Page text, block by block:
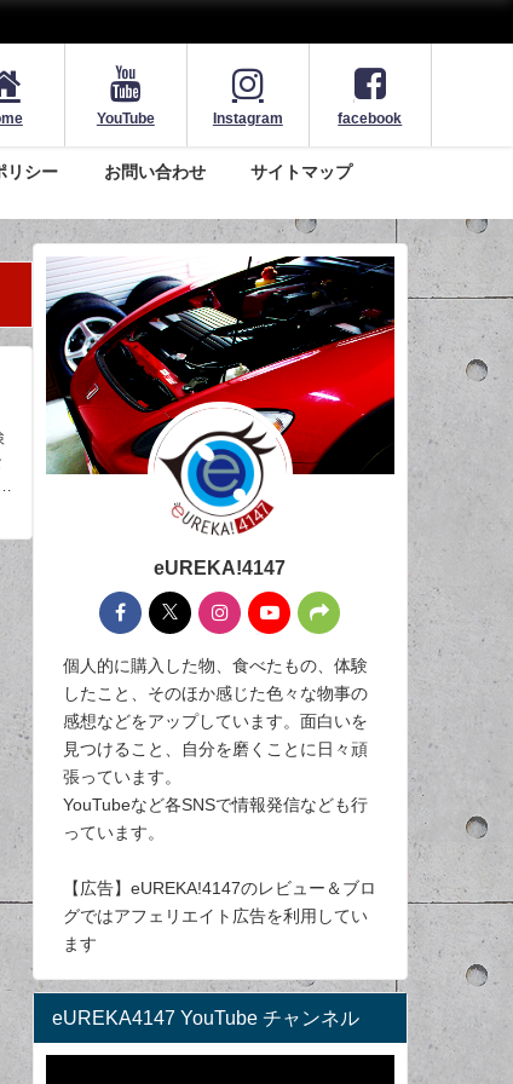
YouTube Instagram facebook
リシー お問い合わせ サイトマップ
eUREKA!4147
個人的に購入した物、食べたもの、体験
したこと、そのほか感じた色々な物事の
感想などをアップしています。面白いを
見つけること、自分を磨くことに日々頑
張っています。
YouTubeなど各SNSで情報発信なども行
っています。
【広告】eUREKA!4147のレビュー＆ブロ
グではアフェリエイト広告を利用してい
ます
eUREKA4147 YouTube チャンネル